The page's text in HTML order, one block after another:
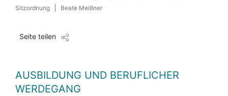
Sitzordnung
Beate Meißner
Seite teilen
AUSBILDUNG UND BERUFLICHER
WERDEGANG